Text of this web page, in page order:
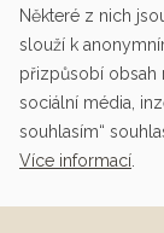
Některé z nich
slouží k
přizpůsobí obsah
sociální média,
souhlasím“
Více informací